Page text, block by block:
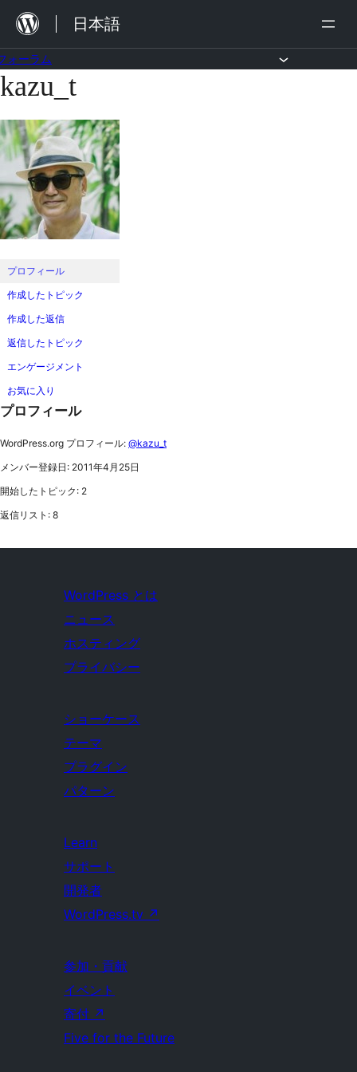
を
ス
ッ
プ
日本語
ォーラム
コ
テ
ン
へ
ス
ッ
プ
kazu_t
プロフィール
作成したトピック
作成した返信
返信したトピック
エンゲージメント
お気に入り
プロフィール
WordPress.org プロフィール: @kazu_t
メンバー登録日: 2011年4月25日
開始したトピック: 2
返信リスト: 8
WordPress とは
ニュース
ホスティング
プライバシー
ショーケース
テーマ
プラグイン
パターン
Learn
サポート
開発者
WordPress.tv ↗
参加・貢献
イベント
寄付 ↗
Five for the Future